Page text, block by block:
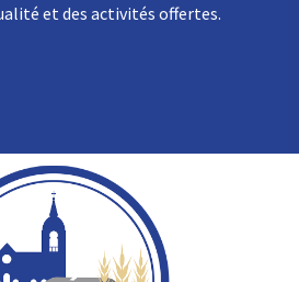
et des activités offertes.